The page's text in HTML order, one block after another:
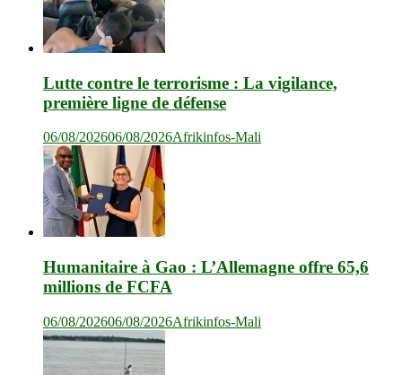
Lutte contre le terrorisme : La vigilance,
première ligne de défense
06/08/202606/08/2026Afrikinfos-Mali
Humanitaire à Gao : L’Allemagne offre 65,6
millions de FCFA
06/08/202606/08/2026Afrikinfos-Mali